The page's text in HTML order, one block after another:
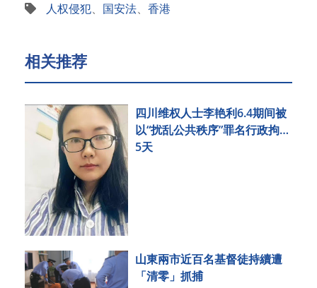
人权侵犯、 国安法、 香港
相关推荐
四川维权人士李艳利6.4期间被
以“扰乱公共秩序”罪名行政拘留
5天
山東兩市近百名基督徒持續遭
「清零」抓捕